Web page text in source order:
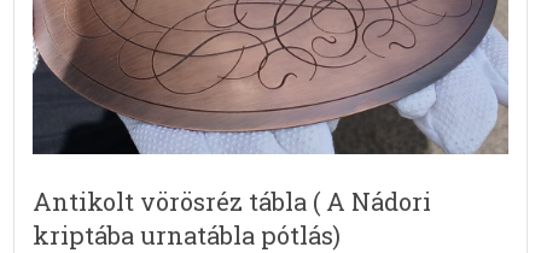
Antikolt vörösréz tábla ( A Nádori
kriptába urnatábla pótlás)